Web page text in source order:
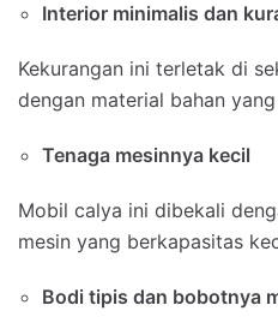
Interior minimalis dan
Kekurangan ini terletak di
dengan material bahan
Tenaga mesinnya kecil
Mobil calya ini dibekali
mesin yang berkapasitas
Bodi tipis dan bobotnya